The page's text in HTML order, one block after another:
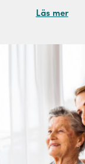
Läs mer